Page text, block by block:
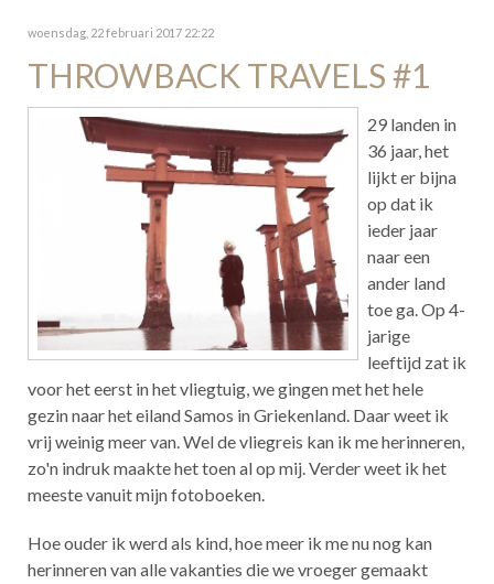
woensdag, 22 februari 2017 22:22
THROWBACK TRAVELS #1
29 landen in
36 jaar, het
lijkt er bijna
op dat ik
ieder jaar
naar een
ander land
toe ga. Op 4-
jarige
leeftijd zat ik
voor het eerst in het vliegtuig, we gingen met het hele
gezin naar het eiland Samos in Griekenland. Daar weet ik
vrij weinig meer van. Wel de vliegreis kan ik me herinneren,
zo'n indruk maakte het toen al op mij. Verder weet ik het
meeste vanuit mijn fotoboeken.
Hoe ouder ik werd als kind, hoe meer ik me nu nog kan
herinneren van alle vakanties die we vroeger gemaakt